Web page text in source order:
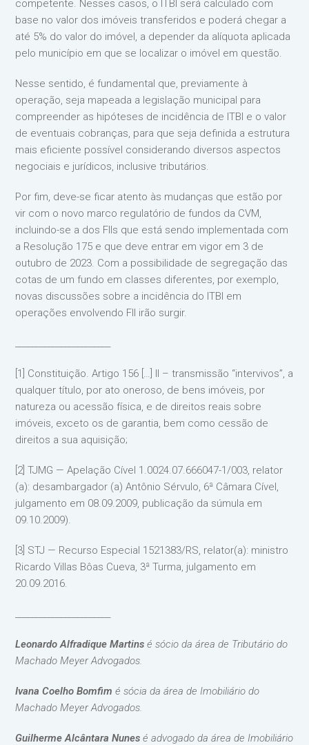
competente. Nesses casos, o ITBI será calculado com
base no valor dos imóveis transferidos e poderá chegar a
até 5% do valor do imóvel, a depender da alíquota aplicada
pelo município em que se localizar o imóvel em questão.
Nesse sentido, é fundamental que, previamente à
operação, seja mapeada a legislação municipal para
compreender as hipóteses de incidência de ITBI e o valor
de eventuais cobranças, para que seja definida a estrutura
mais eficiente possível considerando diversos aspectos
negociais e jurídicos, inclusive tributários.
Por fim, deve-se ficar atento às mudanças que estão por
vir com o novo marco regulatório de fundos da CVM,
incluindo-se a dos FIIs que está sendo implementada com
a Resolução 175 e que deve entrar em vigor em 3 de
outubro de 2023. Com a possibilidade de segregação das
cotas de um fundo em classes diferentes, por exemplo,
novas discussões sobre a incidência do ITBI em
operações envolvendo FII irão surgir.
[1] Constituição. Artigo 156 […] II – transmissão “intervivos”, a
qualquer título, por ato oneroso, de bens imóveis, por
natureza ou acessão física, e de direitos reais sobre
imóveis, exceto os de garantia, bem como cessão de
direitos a sua aquisição;
[2] TJMG — Apelação Cível 1.0024.07.666047-1/003, relator
(a): desambargador (a) Antônio Sérvulo, 6ª Câmara Cível,
julgamento em 08.09.2009, publicação da súmula em
09.10.2009).
[3] STJ — Recurso Especial 1521383/RS, relator(a): ministro
Ricardo Villas Bôas Cueva, 3ª Turma, julgamento em
20.09.2016.
Leonardo Alfradique Martins é sócio da área de Tributário do
Machado Meyer Advogados.
Ivana Coelho Bomfim é sócia da área de Imobiliário do
Machado Meyer Advogados.
Guilherme Alcântara Nunes é advogado da área de Imobiliário